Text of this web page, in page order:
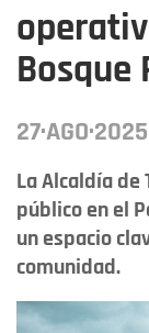
Bosque
27·AGO·2025
La Alcaldía
público en el
un espacio
comunidad.